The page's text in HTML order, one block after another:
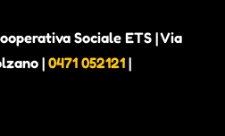
Sociale ETS | Via
|0471 052121 |